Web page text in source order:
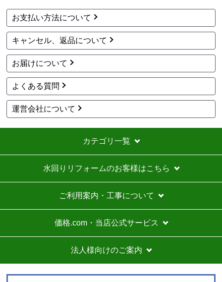
お支払い方法について
キャンセル、返品について
お届けについて
よくある質問
運営会社について
カテゴリ一覧
水回りリフォームのお客様はこちら
ご利用案内・工事について
価格.com・当店公式サービス
法人様向けのご案内